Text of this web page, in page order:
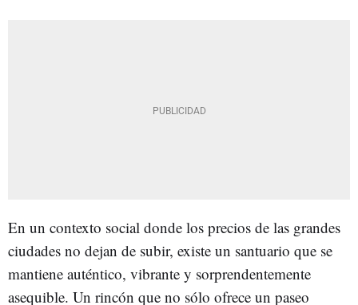
En un contexto social donde los precios de las grandes
ciudades no dejan de subir, existe un santuario que se
mantiene auténtico, vibrante y sorprendentemente
asequible. Un rincón que no sólo ofrece un paseo